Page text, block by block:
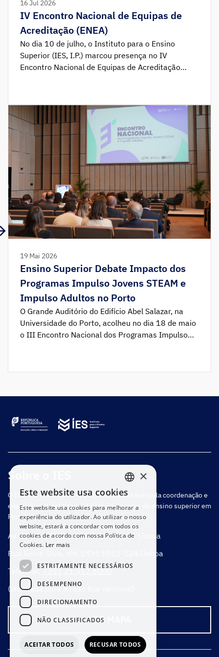
16 Jul 2026
IV Encontro Nacional de Equipas de
Acreditação (ENEA)
No dia 10 de julho, o Instituto para o Ensino
Superior (IES, I.P.) marcou presença no IV
Encontro Nacional de Equipas de Acreditação
instituições de ensino superior mais fortes”, o
encontro contou com a participação de 45
Instituições de Ensino Superior público […]
19 Mai 2026
Ensino Superior Debate Impacto dos
Programas Impulso Jovens STEAM e
Impulso Adultos no Porto
O Grande Auditório do Edifício Abel Salazar, na
Universidade do Porto, acolheu no dia 18 de maio
o III Encontro Nacional dos Programas Impulso
parceria com a Universidade do Porto, o evento
[…]
Sobre o IES
O IES, I.P. é o organismo público responsável pela coordenação e
execução das políticas públicas no domínio do ensino superior em
Portugal.
Av. Duque D’Ávila, nº 137 1069-016 Lisboa
Rua Ivone Silva, nº6 1ºDrt 1015-124 Lisboa
Telefone:+351 21 312 6000
(chamada para a rede fixa nacional)
VER MAPA
PORTUGUESE
ENGLISH
×
Este website usa cookies
Este website usa cookies para melhorar a
experiência do utilizador. Ao utilizar o nosso
website, estará a concordar com todos os
cookies de acordo com nossa Política de
Cookies. Ler mais
ESTRITAMENTE NECESSÁRIOS
DESEMPENHO
DIRECIONAMENTO
NÃO CLASSIFICADOS
ACEITAR TODOS RECUSAR TODOS